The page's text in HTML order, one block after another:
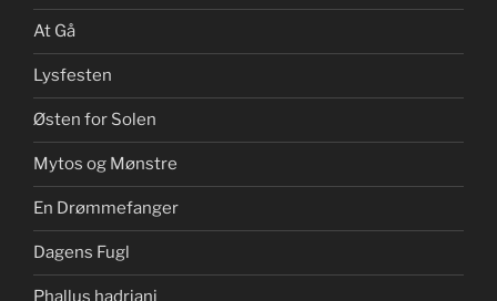
At Gå
Lysfesten
Østen for Solen
Mytos og Mønstre
En Drømmefanger
Dagens Fugl
Phallus hadriani